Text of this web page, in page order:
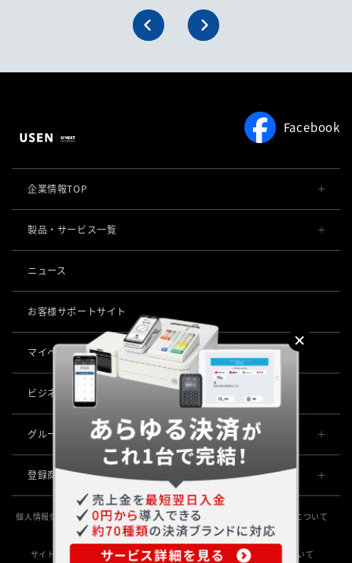
Facebook
企業情報TOP
会社概要・役員一覧
社長メッセージ
事業所一覧
店舗DX
数字で見るUSEN
サスティナビリティ
採用情報
製品・サービス一覧
POSレジ 他
USENセルフレジ
USENレジTAB BEAUTY
USENレジTAB STORE
USENレジTAB HEALTHCARE
勤怠管理「USEN スタッフシフト」
オーダーシステム
USEN Ticket & Pay
USEN ハンディ
USEN Mobile Order
USEN Tablet Order
USEN Order & Pay
USEN My Menu Premium
キャッシュレス決済
USEN PAY
USEN PAY
USEN PAY ENTRY
USEN PAY QR
ロボティクス
KettyBot Pro（配膳）
PuduBot2（配膳）
BellaBot Pro（配膳）
PUDU T300（運搬）
PUDU CC1（清掃）
集客・予約
USEN SMART RESERVE
SAVOR JAPAN
アプリンク
USEN MUSIC
USEN MUSIC Entertainment
OTORAKU -音・楽-
通信
USEN AIR UNLIMITED
USEN AIR
導入事例
ニュース
お客様サポートサイト
マイページ（USEN MEMBERS）
ビジネスパートナー企業募集
グループ会社
USEN & U-NEXT GROUP
株式会社 U-NEXT HOLDINGS
登録商標
登録第７０２６４７０号
登録第７０２６８８０号
登録第６６５８３１３号
登録第６６１８６０３号
個人情報保護方針 個人情報の取り扱いについて
特定個人情報の取扱いについて
勧誘方針
情報セキュリティ基本方針
サステナビリティ活動
サイトポリシー
サイトマップ 放送番組審議会 SDGsの取組みについて